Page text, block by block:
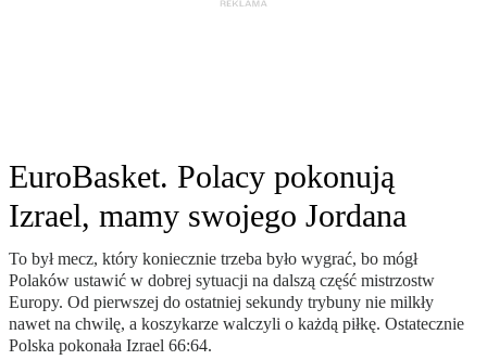
EuroBasket. Polacy pokonują
Izrael, mamy swojego Jordana
To był mecz, który koniecznie trzeba było wygrać, bo mógł
Polaków ustawić w dobrej sytuacji na dalszą część mistrzostw
Europy. Od pierwszej do ostatniej sekundy trybuny nie milkły
nawet na chwilę, a koszykarze walczyli o każdą piłkę. Ostatecznie
Polska pokonała Izrael 66:64.